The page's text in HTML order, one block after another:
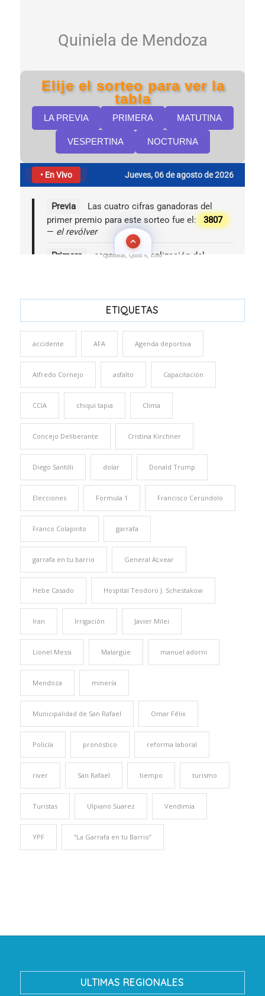
Quinielas, Quini 6, Loto
ETIQUETAS
accidente AFA Agenda deportiva
Alfredo Cornejo asfalto Capacitación
CCIA chiqui tapia Clima
Concejo Deliberante Cristina Kirchner
Diego Santilli dolar Donald Trump
Elecciones Formula 1 Francisco Cerúndolo
Franco Colapinto garrafa
garrafa en tu barrio General ALvear
Hebe Casado Hospital Teodoro J. Schestakow
Iran Irrigación Javier Milei
Lionel Messi Malargüe manuel adorni
Mendoza minería
Municipalidad de San Rafael Omar Félix
Policía pronóstico reforma laboral
river San Rafael tiempo turismo
Turistas Ulpiano Suarez Vendimia
YPF “La Garrafa en tu Barrio”
ULTIMAS REGIONALES